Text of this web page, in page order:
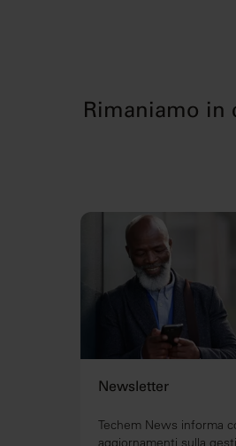
Rimaniamo in
Newsletter
Techem News informa
aggiornamenti sulla